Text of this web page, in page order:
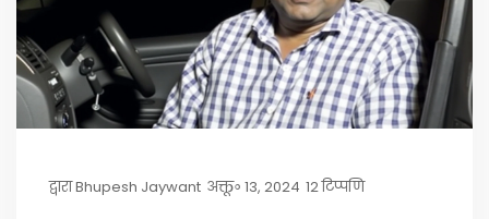
द्वाराBhupesh Jaywant अक्तू॰ 13, 2024 12 टिप्पणि